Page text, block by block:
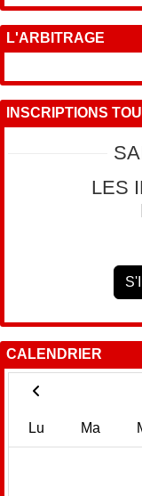
L'ARBITRAGE
INSCRIPTIONS
LES
CALENDRIER
Lu Ma